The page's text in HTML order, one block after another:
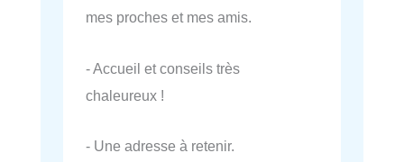
mes proches et mes amis.
- Accueil et conseils très
chaleureux !
- Une adresse à retenir.